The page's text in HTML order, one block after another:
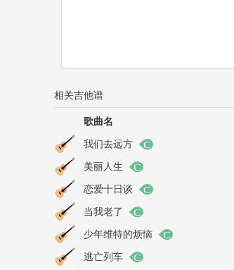
相关吉他谱
歌曲名
我们去远方
美丽人生
恋爱十日谈
当我老了
少年维特的烦恼
逃亡列车